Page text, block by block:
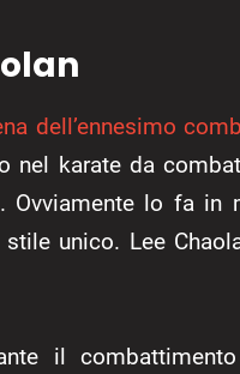
dell’ennesimo
nel karate da
Ovviamente lo fa in
unico. Lee
il